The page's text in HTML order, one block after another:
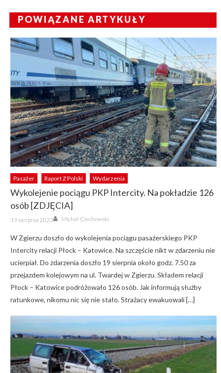
POWIĄZANE ARTYKUŁY
Pasażer Raport Z Polski Wydarzenia
Wykolejenie pociągu PKP Intercity. Na pokładzie 126
osób [ZDJĘCIA]
Posted
on
19 sierpnia 2023 Author
Michał Ciechowski
W Zgierzu doszło do wykolejenia pociągu pasażerskiego PKP
Intercity relacji Płock – Katowice. Na szczęście nikt w zdarzeniu nie
ucierpiał. Do zdarzenia doszło 19 sierpnia około godz. 7.50 za
przejazdem kolejowym na ul. Twardej w Zgierzu. Składem relacji
Płock – Katowice podróżowało 126 osób. Jak informują służby
ratunkowe, nikomu nic się nie stało. Strażacy ewakuowali […]